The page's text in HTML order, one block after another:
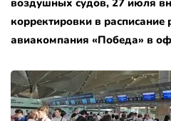
корректировки в расписание
авиакомпания «Победа» в